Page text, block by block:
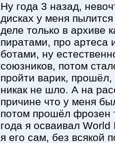
Ну года 3 назад,
дисках у меня
деле только в архиве
пиратами, про артеса
ботами, ну
союзников, потом
пройти варик,
никак не шло. А на
причине что у меня
потом прошёл фрозен
года я осваивал World
я его сам, без всякой